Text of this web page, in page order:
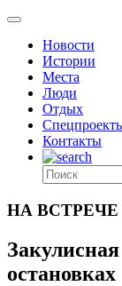
Новости
Истории
Места
Люди
Отдых
Контакты
НА
остановках